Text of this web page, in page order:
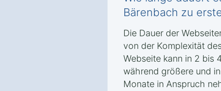
Bärenbach zu
Die Dauer der
von der Komplexität
Webseite kann in 2 bis
während größere und
Monate in Anspruch